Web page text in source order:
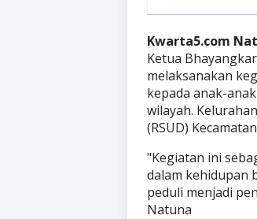
Kwarta5.com
Ketua
melaksanakan
kepada anak-
wilayah.
(RSUD)
"Kegiatan ini
dalam kehidupan
peduli menjadi
Natuna